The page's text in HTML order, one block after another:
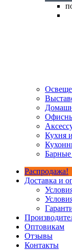
Кухня
Барные
Распродажа!
Доставка и
Оптовикам
Отзывы
Контакты